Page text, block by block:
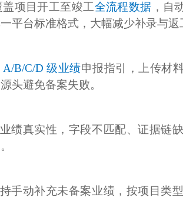
项目开工至竣工全流程数据 ，自
平台标准格式，大幅减少补录与返
A/B/C/D 级业绩申报指引，上传材
头避免备案失败。
绩真实性，字段不匹配、证据链
手动补充未备案业绩，按项目类